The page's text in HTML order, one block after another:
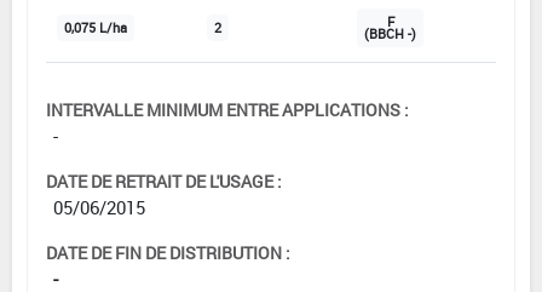
0,075 L/ha 2 F
(BBCH -)
INTERVALLE MINIMUM ENTRE APPLICATIONS :
-
DATE DE RETRAIT DE L'USAGE :
05/06/2015
DATE DE FIN DE DISTRIBUTION :
-